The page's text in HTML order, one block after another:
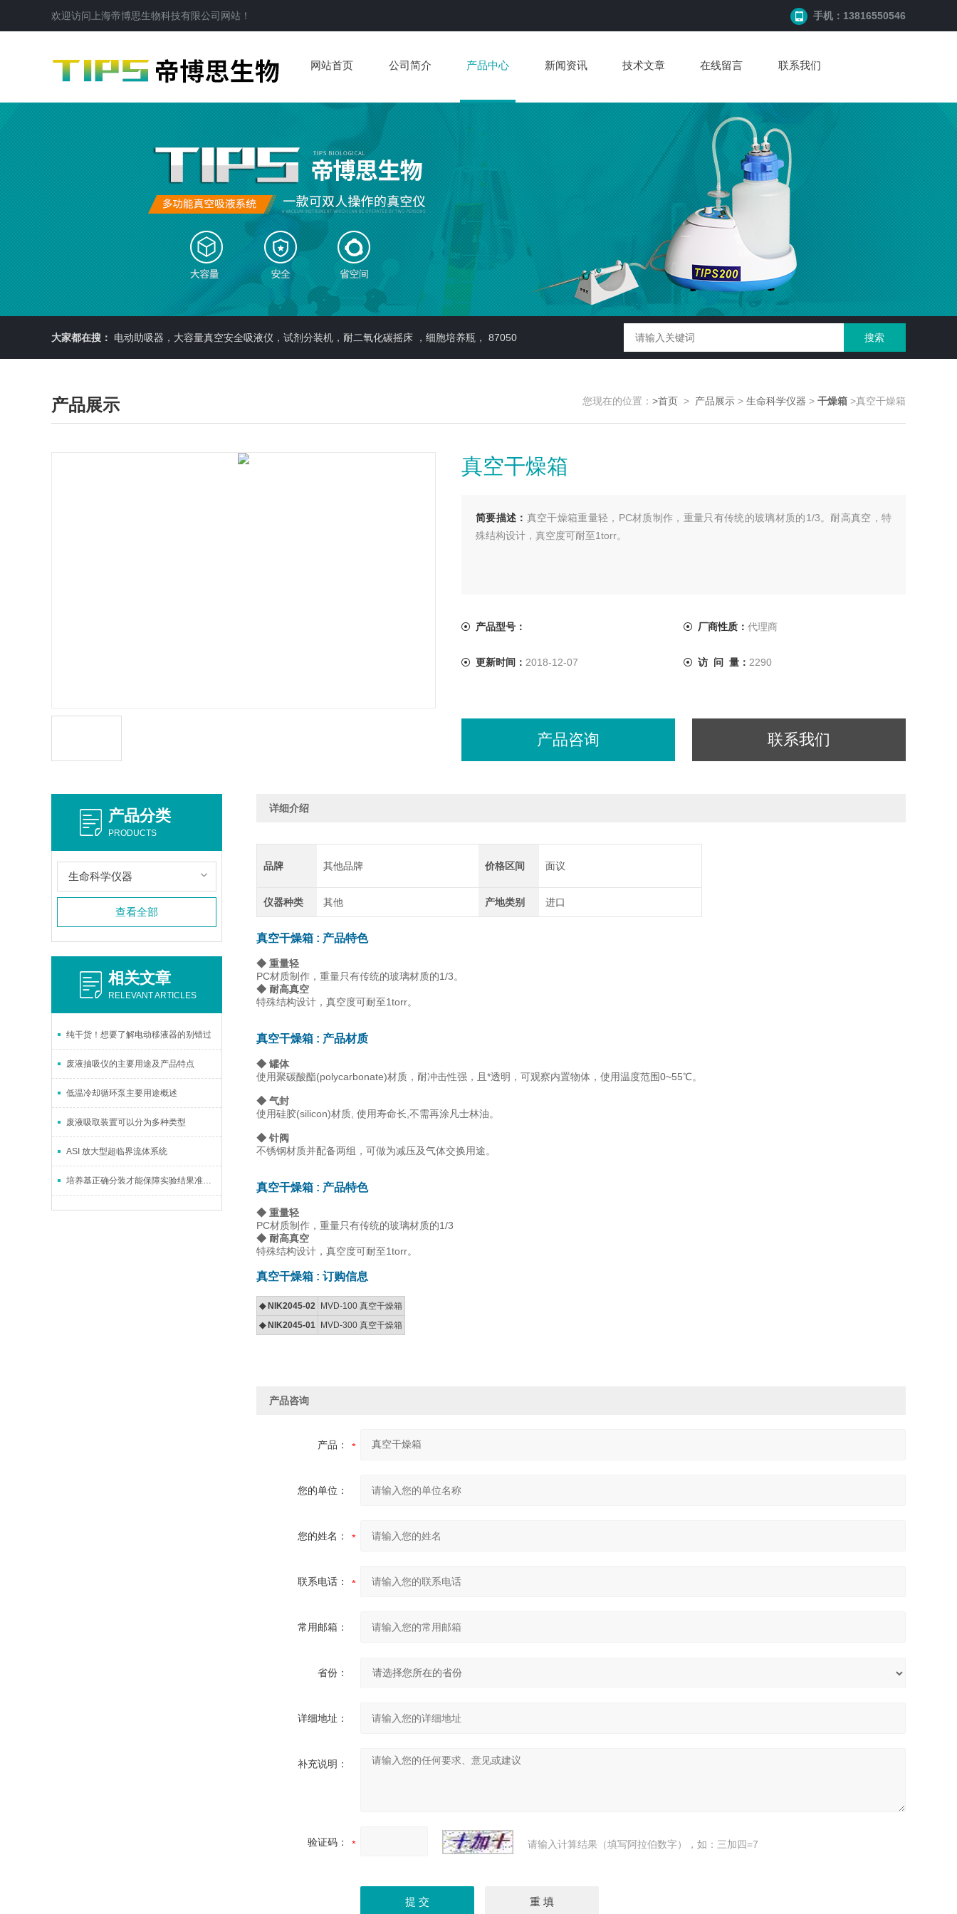
欢迎访问 上海帝博思生物科技有限公司 网站！ 手机：13816550546
网站首页 公司简介 产品中心 新闻资讯 技术文章 在线留言 联系我们
大家都在搜： 电动助吸器，大容量真空安全吸液仪，试剂分装机，耐二氧化碳摇床 ，细胞培养瓶， 87050
产品展示 您现在的位置： >首页 > 产品展示 > 生命科学仪器 > 干燥箱 >真空干燥箱
真空干燥箱
简要描述： 真空干燥箱重量轻，PC材质制作，重量只有传统的玻璃材质的1/3。耐高真空，特
殊结构设计，真空度可耐至1torr。
产品型号： 厂商性质： 代理商
更新时间： 2018-12-07 访 问 量： 2290
产品咨询 联系我们
产品分类
PRODUCTS
生命科学仪器
查看全部
相关文章
RELEVANT ARTICLES
纯干货！想要了解电动移液器的别错过
废液抽吸仪的主要用途及产品特点
低温冷却循环泵主要用途概述
废液吸取装置可以分为多种类型
ASI 放大型超临界流体系统
培养基正确分装才能保障实验结果准确性
详细介绍
品牌 其他品牌 价格区间 面议
仪器种类 其他 产地类别 进口
真空干燥箱 : 产品特色
◆ 重量轻
PC材质制作，重量只有传统的玻璃材质的1/3。
◆ 耐高真空
特殊结构设计，真空度可耐至1torr。
真空干燥箱 : 产品材质
◆ 罐体
使用聚碳酸酯(polycarbonate)材质，耐冲击性强，且*透明，可观察内置物体，使用温度范围0~55℃。
◆ 气封
使用硅胶(silicon)材质, 使用寿命长,不需再涂凡士林油。
◆ 针阀
不锈钢材质并配备两组，可做为减压及气体交换用途。
真空干燥箱 : 产品特色
◆ 重量轻
PC材质制作，重量只有传统的玻璃材质的1/3
◆ 耐高真空
特殊结构设计，真空度可耐至1torr。
真空干燥箱 : 订购信息
◆ NIK2045-02
MVD-100 真空干燥箱
◆ NIK2045-01
MVD-300 真空干燥箱
产品咨询
产品：
您的单位：
您的姓名：
联系电话：
常用邮箱：
省份：
详细地址：
补充说明：
验证码： 请输入计算结果（填写阿拉伯数字），如：三加四=7